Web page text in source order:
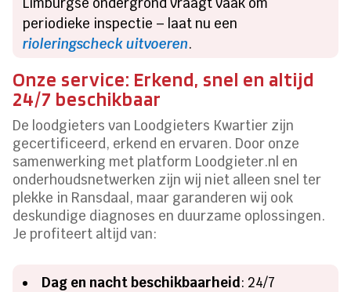
periodieke inspectie – laat nu een
rioleringscheck uitvoeren.​
Onze service: Erkend, snel en altijd
24/7 beschikbaar
De loodgieters van Loodgieters Kwartier zijn
gecertificeerd, erkend en ervaren.​ Door onze
samenwerking met platform Loodgieter.​nl en
onderhoudsnetwerken zijn wij niet alleen snel ter
plekke in Ransdaal, maar garanderen wij ook
deskundige diagnoses en duurzame oplossingen.​
Je profiteert altijd van:
Dag en nacht beschikbaarheid: 24/7